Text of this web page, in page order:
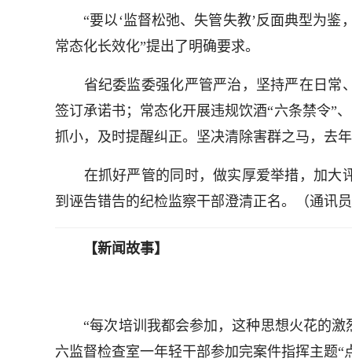
“要以‘监督松弛、失管失教’反面典型为鉴
常态化长效化”提出了明确要求。
省纪委监委强化严管严治，坚持严在日常
签订承诺书；常态化开展违规饮酒“六条禁令”
抓小，及时提醒纠正。坚决清除害群之马，去
在抓好严管的同时，做实厚爱举措，加大
到诬告错告的纪检监察干部澄清正名。（通讯
【新闻故事】
“每次培训我都会参加，这种思想火花的激
六监督检查室一年轻干部参加完案件指挥主题“